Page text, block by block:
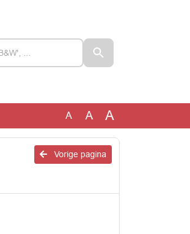
A A A
Vorige pagina